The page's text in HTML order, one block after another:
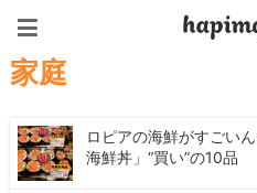
家庭
ロピアの海鮮がすごい
海鮮丼」“買い”の10品